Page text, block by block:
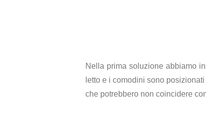
Nella prima soluzione abbiamo
letto e i comodini sono
che potrebbero non coincidere